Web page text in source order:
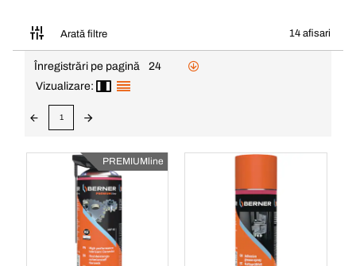
Arată filtre 14 afisari
Înregistrări pe pagină
24
Vizualizare:
1
PREMIUMline